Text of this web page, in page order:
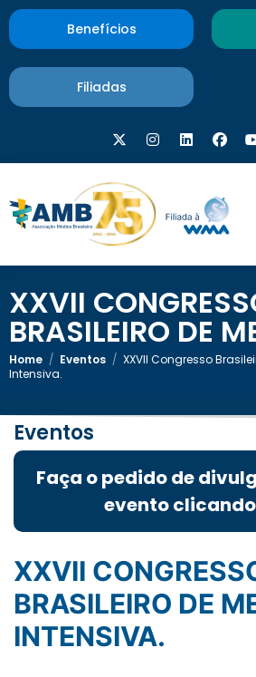
Benefícios
Filiadas
XXVII
BRASILEIRO DE
Home / Eventos / XXVII Congresso
Intensiva.
Eventos
Faça o pedido de
evento
XXVII CONGRESSO
BRASILEIRO DE
INTENSIVA.